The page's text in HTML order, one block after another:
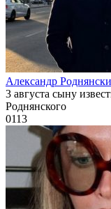
Александр
3 августа сыну
Роднянского
0113